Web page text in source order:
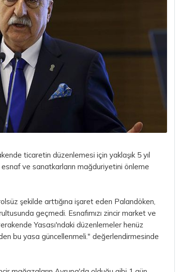
ticaretin düzenlemesi için yaklaşık 5 yıl
ve sanatkarların mağduriyetini önleme
şekilde arttığına işaret eden Palandöken,
geçmedi. Esnafımızı zincir market ve
Yasası'ndaki düzenlemeler henüz
bu yasa güncellenmeli." değerlendirmesinde